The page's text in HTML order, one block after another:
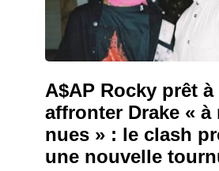
A$AP Rocky prêt à
affronter Drake « à
nues » : le clash
une nouvelle